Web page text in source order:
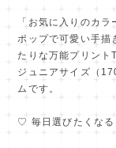
「お気に入りのカラ
ポップで可愛い手描
たりな万能プリント
ジュニアサイズ（
ムです。
♡ 毎日選びたくなる